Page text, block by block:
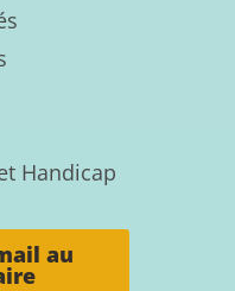
Handicap
au